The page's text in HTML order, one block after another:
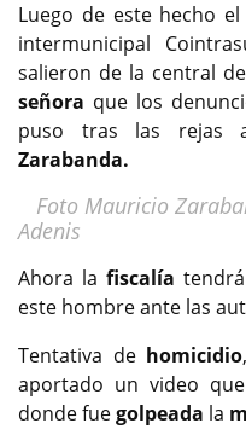
Luego de este hecho
intermunicipal
salieron de la central
señora que los
puso tras las rejas
Zarabanda.
Foto Mauricio
Adenis
Ahora la fiscalía
este hombre ante las
Tentativa de homicidio
aportado un video
donde fuegolpeada la